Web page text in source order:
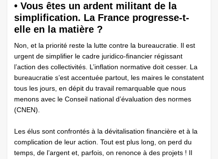
• Vous êtes un ardent militant de la
simplification. La France progresse-t-
elle en la matière ?
Non, et la priorité reste la lutte contre la bureaucratie. Il est
urgent de simplifier le cadre juridico-financier régissant
l’action des collectivités. L’inflation normative doit cesser. La
bureaucratie s’est accentuée ­partout, les maires le constatent
tous les jours, en dépit du travail remarquable que nous
menons avec le Conseil national d’évaluation des normes
(CNEN).
Les élus sont confrontés à la dévitalisation financière et à la
complication de leur action. Tout est plus long, on perd du
temps, de l’argent et, parfois, on renonce à des projets ! Il